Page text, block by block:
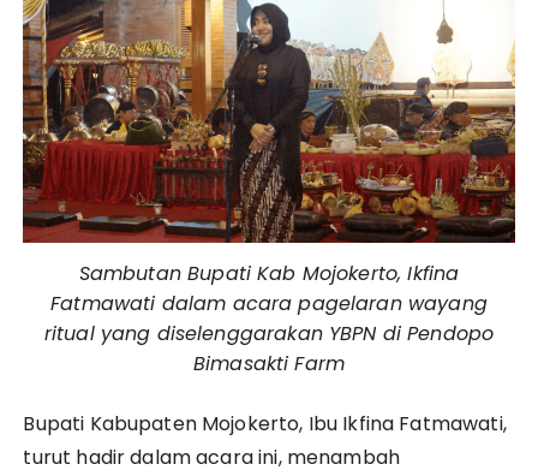
Sambutan Bupati Kab Mojokerto, Ikfina
Fatmawati dalam acara pagelaran wayang
ritual yang diselenggarakan YBPN di Pendopo
Bimasakti Farm
Bupati Kabupaten Mojokerto, Ibu Ikfina Fatmawati,
turut hadir dalam acara ini, menambah